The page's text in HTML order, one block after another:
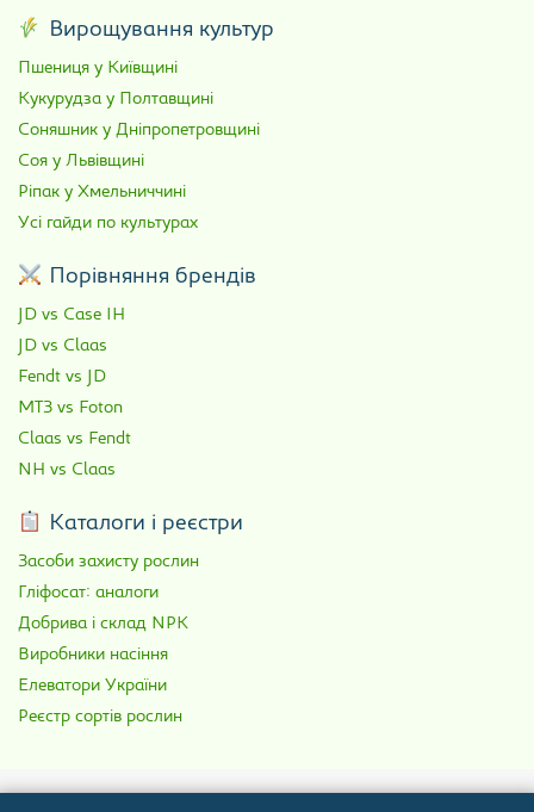
Вирощування культур
Пшениця у Київщині
Кукурудза у Полтавщині
Соняшник у Дніпропетровщині
Соя у Львівщині
Ріпак у Хмельниччині
Усі гайди по культурах
Порівняння брендів
JD vs Case IH
JD vs Claas
Fendt vs JD
МТЗ vs Foton
Claas vs Fendt
NH vs Claas
Каталоги і реєстри
Засоби захисту рослин
Гліфосат: аналоги
Добрива і склад NPK
Виробники насіння
Елеватори України
Реєстр сортів рослин